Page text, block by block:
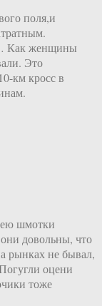
поля,и
Как женщины
Это
км кросс в
шмотки
довольны, что
рынках не бывал,
оцени
тоже